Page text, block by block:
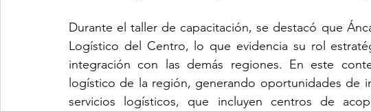
Durante el taller de capacitación, se destacó que
Logístico del Centro, lo que evidencia su rol
integración con las demás regiones. En este
logístico de la región, generando oportunidades de
servicios logísticos, que incluyen centros de